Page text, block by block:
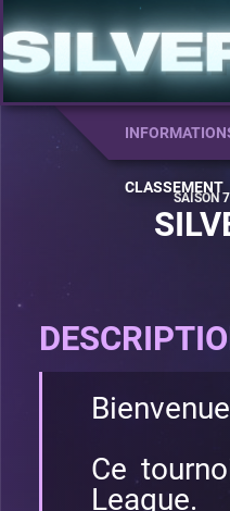
CLASSEMENT
Ce
League.